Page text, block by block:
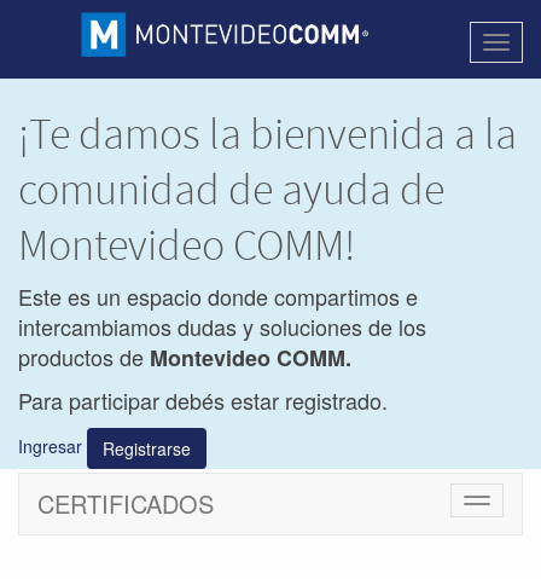
¡Te damos la bienvenida a la
comunidad de ayuda de
Montevideo COMM!
Este es un espacio donde compartimos e
intercambiamos dudas y soluciones de los
productos de Montevideo COMM.
Para participar debés estar registrado.
Ingresar Registrarse
Cambiar
CERTIFICADOS